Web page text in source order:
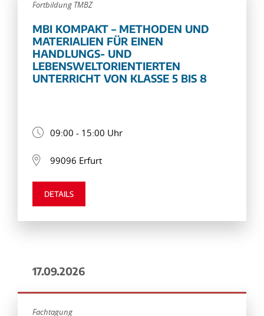
Fortbildung TMBZ
MBI KOMPAKT – METHODEN UND
MATERIALIEN FÜR EINEN
HANDLUNGS- UND
LEBENSWELTORIENTIERTEN
UNTERRICHT VON KLASSE 5 BIS 8
09:00 - 15:00 Uhr
99096 Erfurt
DETAILS
17.09.2026
Fachtagung